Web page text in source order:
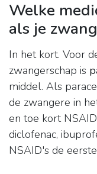
Welke
als je
In het kort. Voor
zwangerschap is
middel. Als
de zwangere in
en toe kort
diclofenac,
NSAID's de